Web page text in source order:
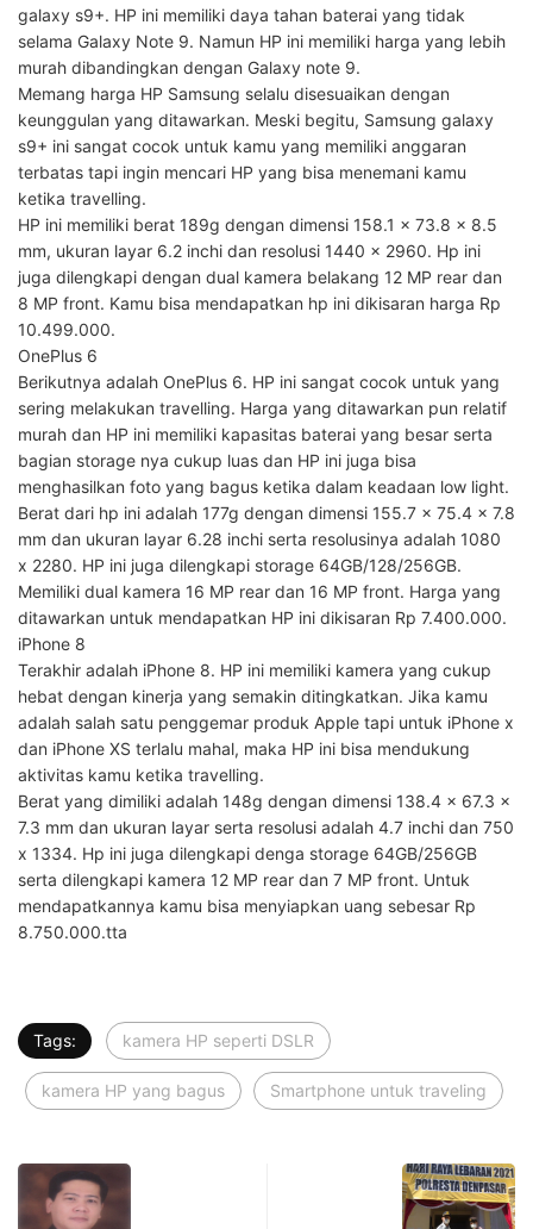
galaxy s9+. HP ini memiliki daya tahan baterai yang tidak
selama Galaxy Note 9. Namun HP ini memiliki harga yang lebih
murah dibandingkan dengan Galaxy note 9.
Memang harga HP Samsung selalu disesuaikan dengan
keunggulan yang ditawarkan. Meski begitu, Samsung galaxy
s9+ ini sangat cocok untuk kamu yang memiliki anggaran
terbatas tapi ingin mencari HP yang bisa menemani kamu
ketika travelling.
HP ini memiliki berat 189g dengan dimensi 158.1 x 73.8 x 8.5
mm, ukuran layar 6.2 inchi dan resolusi 1440 x 2960. Hp ini
juga dilengkapi dengan dual kamera belakang 12 MP rear dan
8 MP front. Kamu bisa mendapatkan hp ini dikisaran harga Rp
10.499.000.
OnePlus 6
Berikutnya adalah OnePlus 6. HP ini sangat cocok untuk yang
sering melakukan travelling. Harga yang ditawarkan pun relatif
murah dan HP ini memiliki kapasitas baterai yang besar serta
bagian storage nya cukup luas dan HP ini juga bisa
menghasilkan foto yang bagus ketika dalam keadaan low light.
Berat dari hp ini adalah 177g dengan dimensi 155.7 x 75.4 x 7.8
mm dan ukuran layar 6.28 inchi serta resolusinya adalah 1080
x 2280. HP ini juga dilengkapi storage 64GB/128/256GB.
Memiliki dual kamera 16 MP rear dan 16 MP front. Harga yang
ditawarkan untuk mendapatkan HP ini dikisaran Rp 7.400.000.
iPhone 8
Terakhir adalah iPhone 8. HP ini memiliki kamera yang cukup
hebat dengan kinerja yang semakin ditingkatkan. Jika kamu
adalah salah satu penggemar produk Apple tapi untuk iPhone x
dan iPhone XS terlalu mahal, maka HP ini bisa mendukung
aktivitas kamu ketika travelling.
Berat yang dimiliki adalah 148g dengan dimensi 138.4 x 67.3 x
7.3 mm dan ukuran layar serta resolusi adalah 4.7 inchi dan 750
x 1334. Hp ini juga dilengkapi denga storage 64GB/256GB
serta dilengkapi kamera 12 MP rear dan 7 MP front. Untuk
mendapatkannya kamu bisa menyiapkan uang sebesar Rp
8.750.000.tta
Tags: kamera HP seperti DSLR
kamera HP yang bagus Smartphone untuk traveling